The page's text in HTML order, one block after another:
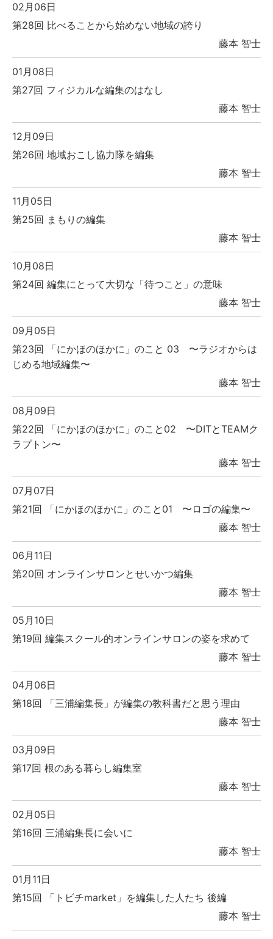
02月06日
第28回 比べることから始めない地域の誇り
藤本 智士
01月08日
第27回 フィジカルな編集のはなし
藤本 智士
12月09日
第26回 地域おこし協力隊を編集
藤本 智士
11月05日
第25回 まもりの編集
藤本 智士
10月08日
第24回 編集にとって大切な「待つこと」の意味
藤本 智士
09月05日
第23回 「にかほのほかに」のこと 03 〜ラジオからは
じめる地域編集〜
藤本 智士
08月09日
第22回 「にかほのほかに」のこと02 〜DITとTEAMク
ラプトン〜
藤本 智士
07月07日
第21回 「にかほのほかに」のこと01 〜ロゴの編集〜
藤本 智士
06月11日
第20回 オンラインサロンとせいかつ編集
藤本 智士
05月10日
第19回 編集スクール的オンラインサロンの姿を求めて
藤本 智士
04月06日
第18回 「三浦編集長」が編集の教科書だと思う理由
藤本 智士
03月09日
第17回 根のある暮らし編集室
藤本 智士
02月05日
第16回 三浦編集長に会いに
藤本 智士
01月11日
第15回 「トビチmarket」を編集した人たち 後編
藤本 智士